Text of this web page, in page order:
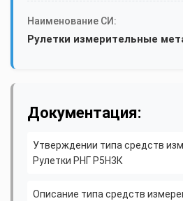
Наименование СИ:
Рулетки измерительные
Документация:
Утверждении типа средств
Рулетки РНГ Р5Н3К
Описание типа средств